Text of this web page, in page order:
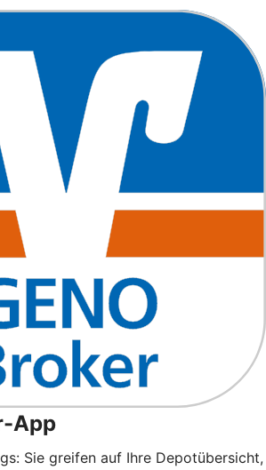
App
Sie greifen auf Ihre Depotübersicht,